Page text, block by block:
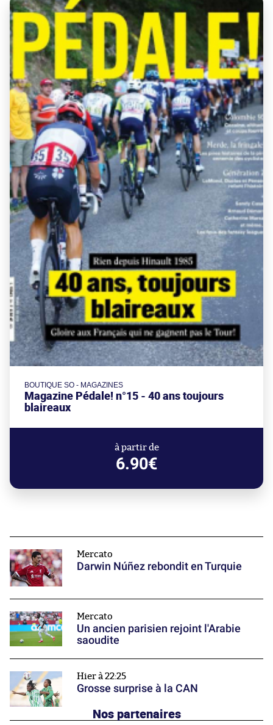
BOUTIQUE SO - MAGAZINES
Magazine Pédale! n°15 - 40 ans toujours
blaireaux
à partir de
6.90€
Mercato
Darwin Núñez rebondit en Turquie
Mercato
Un ancien parisien rejoint l'Arabie
saoudite
Hier à 22:25
Grosse surprise à la CAN
Nos partenaires